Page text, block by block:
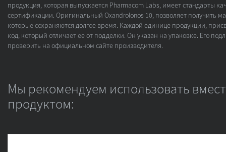
продукция, которая выпускается Pharmacom Labs, имеет стандарты
сертификации. Оригинальный Oxandrolonos 10, позволяет получить
которые сохраняются долгое время. Каждой единице продукции,
код, который отличает ее от подделки. Он указан на упаковке. Его
проверить на официальном сайте производителя.
Мы рекомендуем использовать
продуктом: